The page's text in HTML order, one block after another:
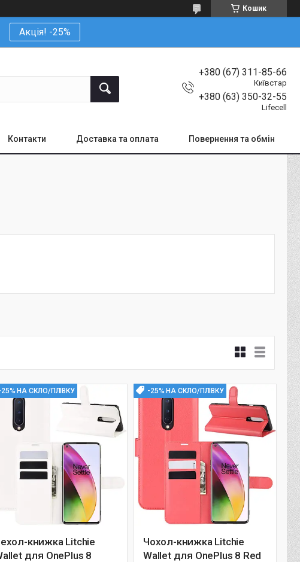
Кошик
Акція! -25%
+380 (67) 311-85-66
Київстар
+380 (63) 350-32-55
Lifecell
Контакти Доставка та оплата Повернення та обмін
25% НА СКЛО/ПЛІВКУ
книжка Litchie
для OnePlus 8
-25% НА СКЛО/ПЛІВКУ
Чохол-книжка Litchie
Wallet для OnePlus 8 Red